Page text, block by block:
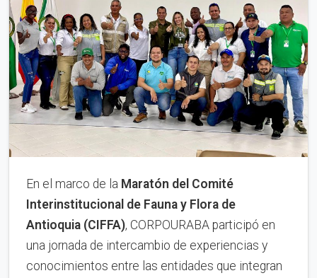
En el marco de la Maratón del Comité
Interinstitucional de Fauna y Flora de
Antioquia (CIFFA), CORPOURABA participó en
una jornada de intercambio de experiencias y
conocimientos entre las entidades que integran